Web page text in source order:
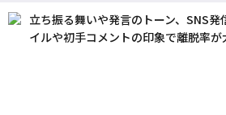
立ち振る舞いや発言のトーン、SNS
イルや初手コメントの印象で離脱率が